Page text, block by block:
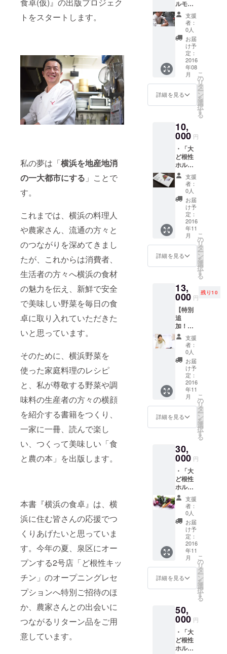
食卓(仮)』の出版プロジェク
トをスタートします。
私の夢は「横浜を地産地消
の一大都市にする 」ことで
す。
これまでは、横浜の料理人
や農家さん、流通の方々と
のつながりを深めてきまし
たが、これからは消費者、
生活者の方々へ横浜の食材
の魅力を伝え、新鮮で安全
で美味しい野菜を毎日の食
卓に取り入れていただきた
いと思っています。
そのために、横浜野菜を
使った家庭料理のレシピ
と、私が尊敬する野菜や調
味料の生産者の方々の横顔
を紹介する書籍をつくり、
一家に一冊、読んで楽し
い、つくって美味しい「食
と農の本」を出版します。
本書『横浜の食卓』は、横
浜に住む皆さんの応援でつ
くりあげたいと思っていま
す。今年の夏、泉区にオー
プンする2号店「ど根性キッ
チン」のオープニングレセ
プションへ特別ご招待のほ
か、農家さんとの出会いに
つながるリターン品をご用
意しています。
るための取
り組みを幅
広く行うた
めに起業。
2012年2月､
横浜市西区
高島町で地
産地消居酒
屋｢横濱うた
げや ど根性
2014年4月、
横浜市西区
北幸に移
転。座席数
が前店舗の3
倍と規模を
拡大し、店
名も「大ど
根性ホルモ
更。自ら畑
生産者から
直接仕入れ
るルートを
確保。横浜
市内産の食
材を90％以
上使用し、
営業してい
る。また市
内生産者と
協力し、農
業体験や料
理教室、主
催バスツ
内外で地産
地消の様々
なイベント
も行なって
いる。
2016年8月
31日、相鉄
いずみ野線
いずみ野駅
徒歩1分の場
所に、いず
み野の生産
使用する地
産地消の飲
食店「ど根
性キッチ
ルモン
（横浜
駅西口
徒歩8
分）」
と2号店
「ど根
性キッ
チン」
でご利
用いた
だける
ドリン
ク券を
呈しま
す。 1
回のお
食事で1
枚ご利
用いた
だけま
す。
支援
者：
0人
お届
け予
定：
2016
年08
月
詳細を見る
こ
の
リ
タ
ー
ン
を
選
択
す
る
10,
000 円
・「大
ど根性
ホルモ
ン」と2
号店
「ど根
性キッ
チン」
でご利
用いた
だける
ドリン
ク券を
２枚贈
呈しま
す。1回
事で1枚
ご利用
いただ
けま
す。 ・
本は完
成次第
お届け
しま
す。お
楽しみ
に！ ※
写真は
イメー
ジで
す。 ・
本に掲
て、
ファン
ド終了
後にご
連絡さ
せてい
ただき
ます。
お名前
を変更
したい
場合は
その際
にお伝
えくだ
さい。
支援
者：
0人
お届
け予
定：
2016
年11
月
詳細を見る
こ
の
リ
タ
ー
ン
を
選
択
す
る
13,
000 円
残り10
【特別
追
加！】
＼神奈
川県外
＆関東
圏内の
方限
定！／
遠くて
横浜に
は行き
づらい
けれ
ど、応
援した
いう方
の声に
お応え
し、神
奈川県
外に在
住、か
つ東京
都、茨
城県、
栃木
県、群
馬県、
埼玉
県、千
葉県、
山梨県
特別
コース
を設定
しまし
た！ 大
ど根性
支援
者：
0人
お届
け予
定：
2016
年11
月
詳細を見る
こ
の
リ
タ
ー
ン
を
選
択
す
る
30,
000 円
・「大
ど根性
ホルモ
ン」と2
号店
「ど根
性キッ
チン」
でご利
用いた
だける
ドリン
ク券を
２枚贈
呈しま
す。1回
事で1枚
ご利用
いただ
けま
す。 ・
本は完
支援
者：
0人
お届
け予
定：
2016
年11
月
詳細を見る
こ
の
リ
タ
ー
ン
を
選
択
す
る
50,
000 円
・「大
ど根性
ホルモ